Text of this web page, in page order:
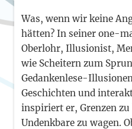
Was, wenn wir keine
hätten? In seiner one-
Oberlohr, Illusionist,
wie Scheitern zum
Gedankenlese-
Geschichten und
inspiriert er, Grenzen
Undenkbare zu wagen.